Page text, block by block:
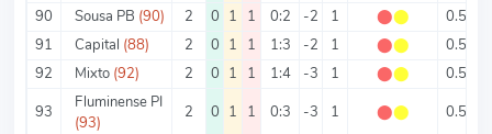
90
Sousa PB (90) 2 0 1 1 0:2 -2 1 ⬤⬤ 0.5
91
Capital (88) 2 0 1 1 1:3 -2 1 ⬤⬤ 0.5
92
Mixto (92) 2 0 1 1 1:4 -3 1 ⬤⬤ 0.5
93
Fluminense PI
(93)
2 0 1 1 0:3 -3 1 ⬤⬤ 0.5